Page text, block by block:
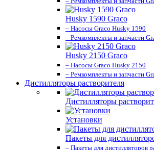
Husky 1590 Graco
– Насосы Graco Husky 1590
– Ремкомплекты и запчасти
Husky 2150 Graco
– Насосы Graco Husky 2150
– Ремкомплекты и запчасти
Дистилляторы растворителя
Дистилляторы
Установки
Пакеты для
– Пакеты для дистилляторов